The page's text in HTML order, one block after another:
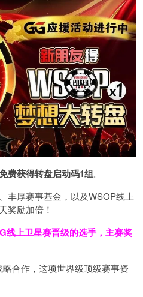
费获得转盘启动码1组。
丰厚赛事基金，以及WSOP线上
奖励加倍！
线上卫星赛晋级的选手，主赛奖
合作，这项世界级顶级赛事资